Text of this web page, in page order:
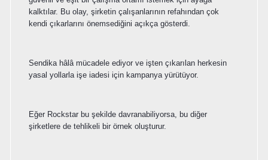
kalktılar. Bu olay, şirketin çalışanlarının refahından çok
kendi çıkarlarını önemsediğini açıkça gösterdi.
Sendika hâlâ mücadele ediyor ve işten çıkarılan herkesin
yasal yollarla işe iadesi için kampanya yürütüyor.
Eğer Rockstar bu şekilde davranabiliyorsa, bu diğer
şirketlere de tehlikeli bir örnek oluşturur.